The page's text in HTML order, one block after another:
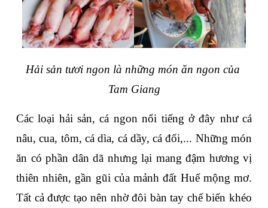
Hải sản tươi ngon là những món ăn ngon của
Tam Giang
Các loại hải sản, cá ngon nổi tiếng ở đây như cá
nâu, cua, tôm, cá dìa, cá dầy, cá đối,... Những món
ăn có phần dân dã nhưng lại mang đậm hương vị
thiên nhiên, gần gũi của mảnh đất Huế mộng mơ.
Tất cả được tạo nên nhờ đôi bàn tay chế biến khéo